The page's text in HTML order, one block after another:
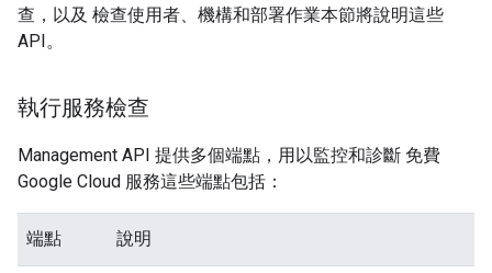
查，以及 檢查使用者、機構和部署作業本節將說明這些
API。
執行服務檢查
Management API 提供多個端點，用以監控和診斷 免費
Google Cloud 服務這些端點包括：
端點 說明